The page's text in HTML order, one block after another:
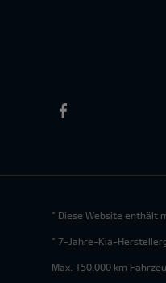
* Diese Website enthält
* 7-Jahre-Kia-
Max. 150.000 km